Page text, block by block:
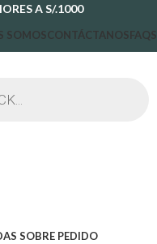
A S/.1000
SOMOSCONTÁCTANOSFAQS
SOBRE PEDIDO